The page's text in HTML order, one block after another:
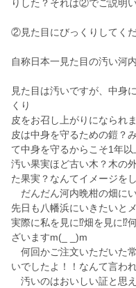
りした？それは②でご説明い
②見た目にびっくりしてくだ
自称日本一見た目の汚い河
見た目は汚いですが、中身
くり
皮をお召し上がりになられ
皮は中身を守るための鎧？
て中身を守るからこそ1年以
汚い果実ほど古い木？木の
た果実？なんてイメージを
だんだん河内晩柑の畑に
先日も八幡浜にいきたいと
実際に私を見に⁉️畑を見に⁉️
ざいますm(_ _)m
何回かご注文いただいた
いでしたよ！！なんて言わ
汚いのはおいしい証と思